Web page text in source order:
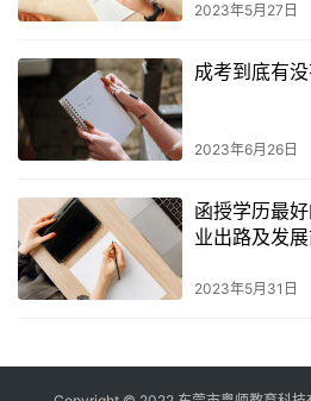
2023年5月27日
成考到底有
2023年6月26日
函授学历最
业出路及发展
2023年5月31日